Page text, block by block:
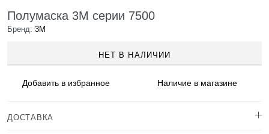
Полумаска 3M серии 7500
Бренд: 3M
НЕТ В НАЛИЧИИ
Добавить в избранное Наличиев магазине
ДОСТАВКА